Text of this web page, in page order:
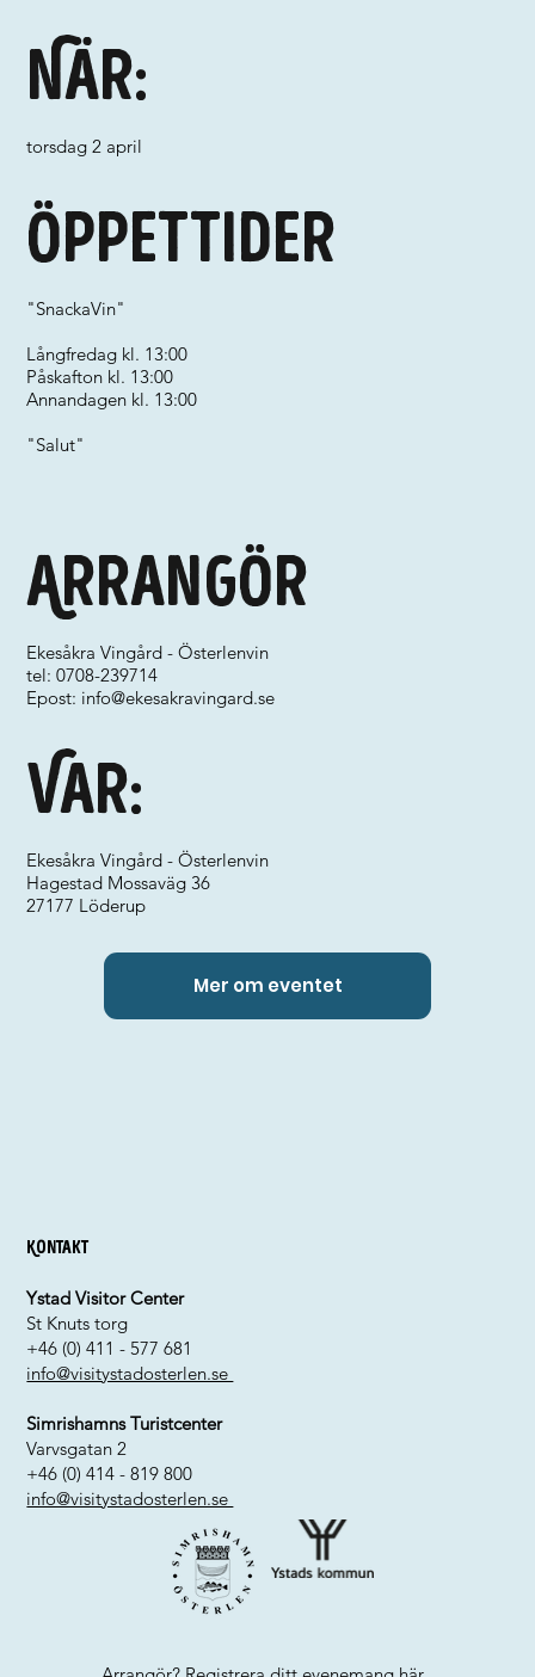
När:
torsdag 2 april
Var:
Arrangör
Ekesåkra Vingård - Österlenvin
tel: 0708-239714
Epost: info@ekesakravingard.se
Ekesåkra Vingård - Österlenvin
Hagestad Mossaväg 36
27177 Löderup
Öppettider
"SnackaVin"
Långfredag kl. 13:00
Påskafton kl. 13:00
Annandagen kl. 13:00
"Salut"
Mer om eventet
Kontakt
Ystad Visitor Center
St Knuts torg
+46 (0) 411 - 577 681
info@visitystadosterlen.se
Simrishamns Turistcenter
Varvsgatan 2
+46 (0) 414 - 819 800
info@visitystadosterlen.se